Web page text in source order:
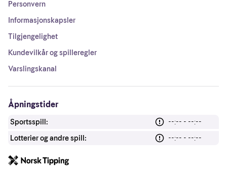
Personvern
Informasjonskapsler
Tilgjengelighet
Kundevilkår og spilleregler
Varslingskanal
Åpningstider
Sportsspill:
--:-- - --:--
Lotterier og andre spill:
--:-- - --:--